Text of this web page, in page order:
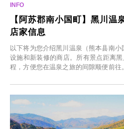
【阿苏郡南小国町】黑川温
店家信息
以下将为您介绍黑川温泉（熊本县南
设施和新装修的商店。所有景点距离
程，方便您在温泉之旅的间隙顺便前
食材的餐厅。让您体验黑川温泉的全新